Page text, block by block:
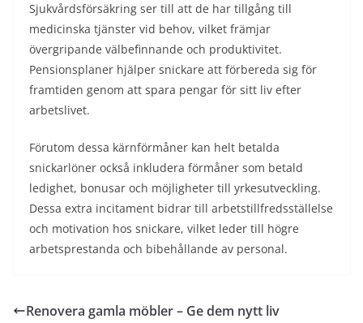
Sjukvårdsförsäkring ser till att de har tillgång till
medicinska tjänster vid behov, vilket främjar
övergripande välbefinnande och produktivitet.
Pensionsplaner hjälper snickare att förbereda sig för
framtiden genom att spara pengar för sitt liv efter
arbetslivet.
Förutom dessa kärnförmåner kan helt betalda
snickarlöner också inkludera förmåner som betald
ledighet, bonusar och möjligheter till yrkesutveckling.
Dessa extra incitament bidrar till arbetstillfredsställelse
och motivation hos snickare, vilket leder till högre
arbetsprestanda och bibehållande av personal.
Renovera gamla möbler – Ge dem nytt liv